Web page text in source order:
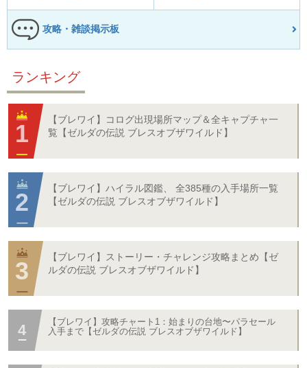
攻略・雑談掲示板
ランキング
【ブレワイ】コログ出現場所マップ＆全キャプチャ一
覧【ゼルダの伝説 ブレスオブザワイルド】
【ブレワイ】ハイラル図鑑、 全385種の入手場所一覧
【ゼルダの伝説 ブレスオブザワイルド】
【ブレワイ】ストーリー・チャレンジ攻略まとめ【ゼ
ルダの伝説 ブレスオブザワイルド】
【ブレワイ】攻略チャート1：始まりの台地〜パラセール
入手まで【ゼルダの伝説 ブレスオブザワイルド】